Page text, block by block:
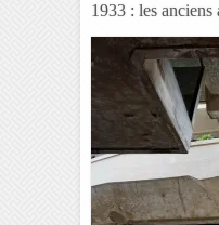
1933 : les anciens